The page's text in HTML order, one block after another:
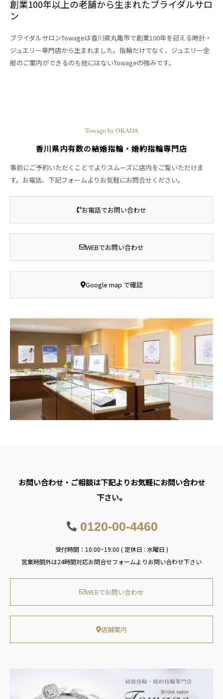
創業100年以上の老舗から生まれたブライダルサロ
ン
ブライダルサロンTowageは香川県丸亀市で創業100年を迎える時計・
ジュエリー専門店から生まれました。指輪だけでなく、ジュエリー全
般のご案内ができるのも他にはないTowageの強みです。
Towage by OKADA
香川県内有数の結婚指輪・婚約指輪専門店
事前にご予約いただくことでよりスムーズに店内をご覧いただけま
す。お電話、下記フォームよりお気軽にお問合せください。
お電話でお問い合わせ
WEBでお問い合わせ
Google map で確認
お問い合わせ・ご相談は下記よりお気軽にお問い合わせ
下さい。
0120-00-4460
受付時間：10:00~19:00 ( 定休日 : 水曜日 )
営業時間外は24時間対応お問合せフォームよりお問い合わせ下さい
WEBでお問い合わせ
店舗案内